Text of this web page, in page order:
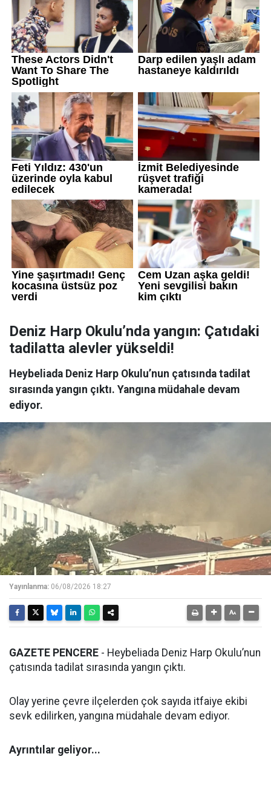
Deniz Harp Okulu’nda yangın: Çatıdaki
tadilatta alevler yükseldi!
Heybeliada Deniz Harp Okulu’nun çatısında tadilat
sırasında yangın çıktı. Yangına müdahale devam
ediyor.
Yayınlanma: 06/08/2026 18:27
GAZETE PENCERE - Heybeliada Deniz Harp Okulu’nun
çatısında tadilat sırasında yangın çıktı.
Olay yerine çevre ilçelerden çok sayıda itfaiye ekibi
sevk edilirken, yangına müdahale devam ediyor.
Ayrıntılar geliyor...